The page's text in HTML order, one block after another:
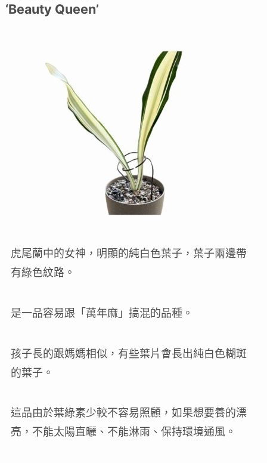
‘Beauty Queen’
虎尾蘭中的女神，明顯的純白色葉子，葉子兩邊帶
有綠色紋路。
是一品容易跟「萬年麻」搞混的品種。
孩子長的跟媽媽相似，有些葉片會長出純白色糊斑
的葉子。
這品由於葉綠素少較不容易照顧，如果想要養的漂
亮，不能太陽直曬、不能淋雨、保持環境通風。